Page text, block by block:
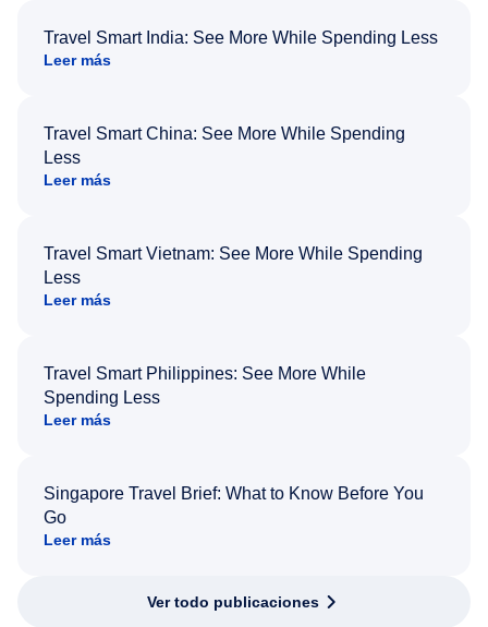
Travel Smart India: See More While Spending Less
Leer más
Travel Smart China: See More While Spending
Less
Leer más
Travel Smart Vietnam: See More While Spending
Less
Leer más
Travel Smart Philippines: See More While
Spending Less
Leer más
Singapore Travel Brief: What to Know Before You
Go
Leer más
Ver todo publicaciones